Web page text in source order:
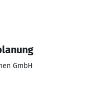
GmbH